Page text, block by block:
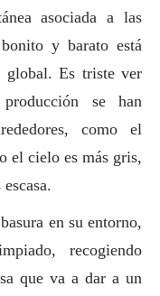
asociada a las
y barato está
global. Es triste ver
se han
como el
el cielo es más gris,
en su entorno,
recogiendo
que va a dar a un